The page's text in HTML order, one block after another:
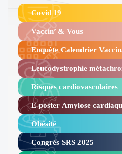
Covid 19
Vaccin’ & Vous
Enquête Calendrier
Leucodystrophie
Risques cardiovasculaires
E-poster Amylose
Obésité ​
Congrès SRS 2025 ​